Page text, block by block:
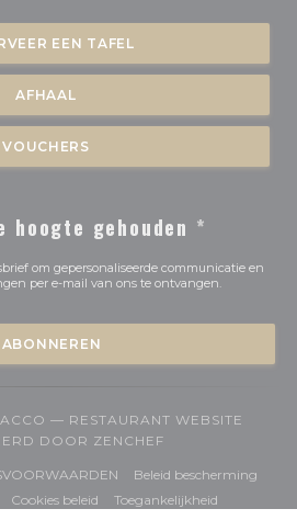
EEN TAFEL
AFHAAL
VOUCHERS
hoogte gehouden *
om gepersonaliseerde communicatie en
per e-mail van ons te ontvangen.
ABONNEREN
— RESTAURANT WEBSITE
DOOR ZENCHEF
nieuw venster)) ((opent in een nieuw
Beleid bescherming
in een nieuw venster))
Cookies beleid((opent in een nieuw venster))
Toegankelijkheid((opent in